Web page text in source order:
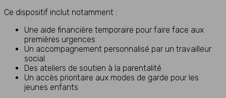
Ce dispositif inclut notamment :
Une aide financière temporaire pour faire face aux
premières urgences
Un accompagnement personnalisé par un travailleur
social
Des ateliers de soutien à la parentalité
Un accès prioritaire aux modes de garde pour les
jeunes enfants